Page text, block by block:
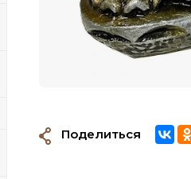
Поделиться